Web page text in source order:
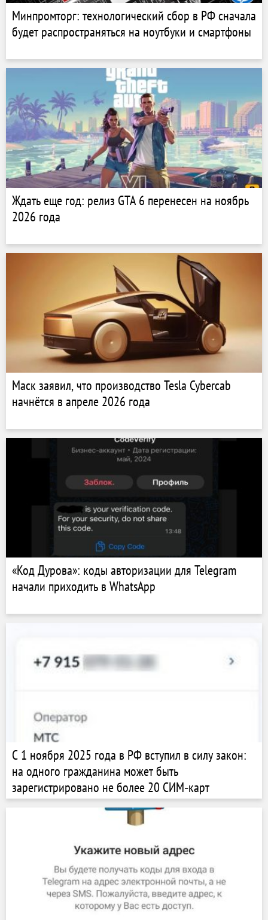
Минпромторг: технологический сбор в РФ сначала
будет распространяться на ноутбуки и смартфоны
Ждать еще год: релиз GTA 6 перенесен на ноябрь
2026 года
Маск заявил, что производство Tesla Cybercab
начнётся в апреле 2026 года
«Код Дурова»: коды авторизации для Telegram
начали приходить в WhatsApp
С 1 ноября 2025 года в РФ вступил в силу закон:
на одного гражданина может быть
зарегистрировано не более 20 СИМ‑карт